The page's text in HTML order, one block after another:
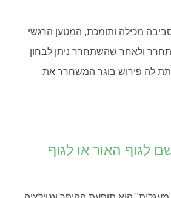
מכילה ותומכת, המטען הרגשי
ולאחר שהשתחרר ניתן לבחון
לה פירוש בוגר המשחרר את
לגוף האור או לגוף